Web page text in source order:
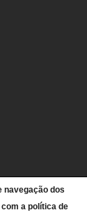
navegação dos
a política de